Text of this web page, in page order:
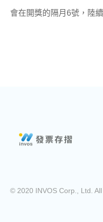
會在開獎的隔月6號，陸
© 2020 INVOS Corp., Ltd.